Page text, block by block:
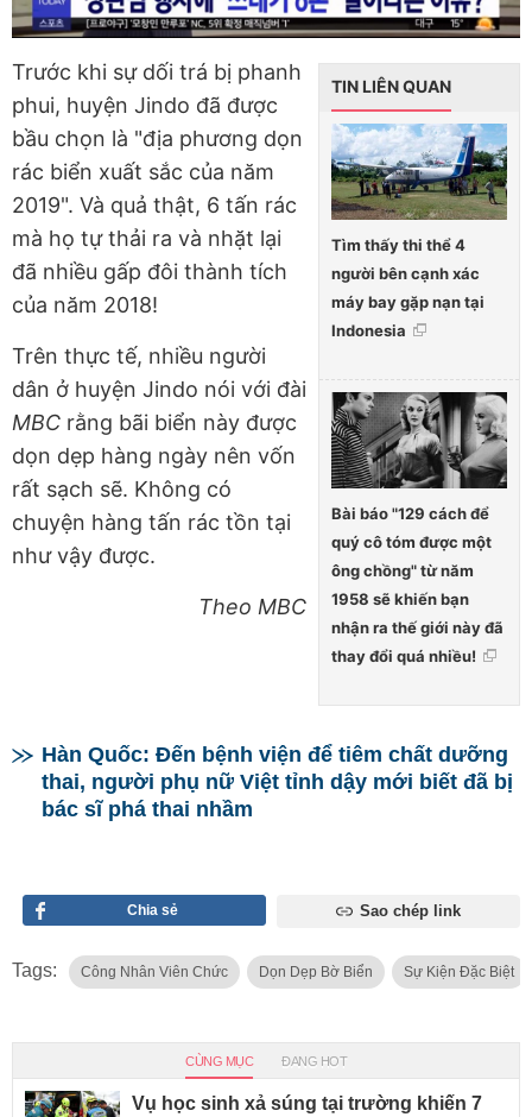
TIN LIÊN QUAN
Tìm thấy thi thể 4
người bên cạnh xác
máy bay gặp nạn tại
Indonesia
Bài báo "129 cách để
quý cô tóm được một
ông chồng" từ năm
1958 sẽ khiến bạn
nhận ra thế giới này đã
thay đổi quá nhiều!
Trước khi sự dối trá bị phanh
phui, huyện Jindo đã được
bầu chọn là "địa phương dọn
rác biển xuất sắc của năm
2019". Và quả thật, 6 tấn rác
mà họ tự thải ra và nhặt lại
đã nhiều gấp đôi thành tích
của năm 2018!
Trên thực tế, nhiều người
dân ở huyện Jindo nói với đài
MBC rằng bãi biển này được
dọn dẹp hàng ngày nên vốn
rất sạch sẽ. Không có
chuyện hàng tấn rác tồn tại
như vậy được.
Theo MBC
Hàn Quốc: Đến bệnh viện để tiêm chất dưỡng
thai, người phụ nữ Việt tỉnh dậy mới biết đã bị
bác sĩ phá thai nhầm
Chia sẻ Sao chép link
Tags: Công Nhân Viên Chức Dọn Dẹp Bờ Biển Sự Kiện Đặc Biệt
CÙNG MỤC ĐANG HOT
Vụ học sinh xả súng tại trường khiến 7